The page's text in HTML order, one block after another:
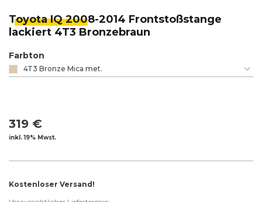
Toyota IQ 2008-2014 Frontstoßstange
lackiert 4T3 Bronzebraun
Farbton
4T3 Bronze Mica met.
319 €
inkl. 19% Mwst.
Kostenloser Versand!